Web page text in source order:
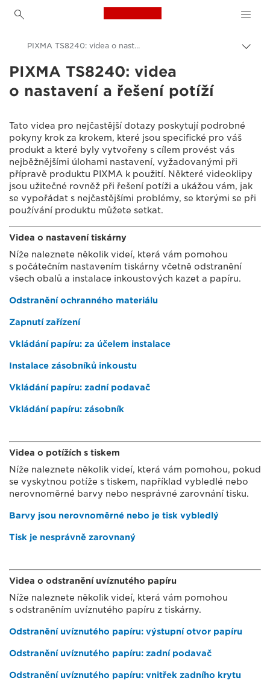
Canon Logo, back to
Canon
Consumer Product Support
PIXMA TS8240: videa o nastavení a řešení potíží
PIXMA TS8240: videa
o nastavení a řešení potíží
Tato videa pro nejčastější dotazy poskytují podrobné
pokyny krok za krokem, které jsou specifické pro váš
produkt a které byly vytvořeny s cílem provést vás
nejběžnějšími úlohami nastavení, vyžadovanými při
přípravě produktu PIXMA k použití. Některé videoklipy
jsou užitečné rovněž při řešení potíži a ukážou vám, jak
se vypořádat s nejčastějšími problémy, se kterými se při
používání produktu můžete setkat.
Videa o nastavení tiskárny
Níže naleznete několik videí, která vám pomohou
s počátečním nastavením tiskárny včetně odstranění
všech obalů a instalace inkoustových kazet a papíru.
Odstranění ochranného materiálu
Zapnutí zařízení
Vkládání papíru: za účelem instalace
Instalace zásobníků inkoustu
Vkládání papíru: zadní podavač
Vkládání papíru: zásobník
Videa o potížích s tiskem
Níže naleznete několik videí, která vám pomohou, pokud
se vyskytnou potíže s tiskem, například vybledlé nebo
nerovnoměrné barvy nebo nesprávné zarovnání tisku.
Barvy jsou nerovnoměrné nebo je tisk vybledlý
Tisk je nesprávně zarovnaný
Videa o odstranění uvíznutého papíru
Níže naleznete několik videí, která vám pomohou
s odstraněním uvíznutého papíru z tiskárny.
Odstranění uvíznutého papíru: výstupní otvor papíru
Odstranění uvíznutého papíru: zadní podavač
Odstranění uvíznutého papíru: vnitřek zadního krytu